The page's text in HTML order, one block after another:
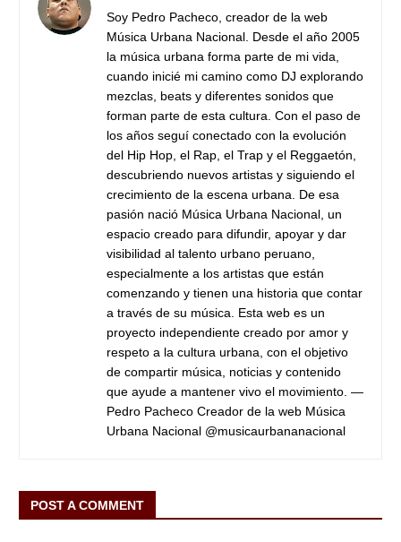
Soy Pedro Pacheco, creador de la web
Música Urbana Nacional. Desde el año 2005
la música urbana forma parte de mi vida,
cuando inicié mi camino como DJ explorando
mezclas, beats y diferentes sonidos que
forman parte de esta cultura. Con el paso de
los años seguí conectado con la evolución
del Hip Hop, el Rap, el Trap y el Reggaetón,
descubriendo nuevos artistas y siguiendo el
crecimiento de la escena urbana. De esa
pasión nació Música Urbana Nacional, un
espacio creado para difundir, apoyar y dar
visibilidad al talento urbano peruano,
especialmente a los artistas que están
comenzando y tienen una historia que contar
a través de su música. Esta web es un
proyecto independiente creado por amor y
respeto a la cultura urbana, con el objetivo
de compartir música, noticias y contenido
que ayude a mantener vivo el movimiento. —
Pedro Pacheco Creador de la web Música
Urbana Nacional @musicaurbananacional
POST A COMMENT